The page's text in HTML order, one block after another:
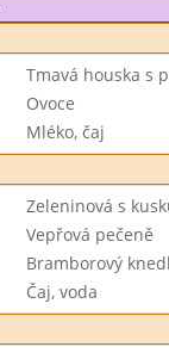
Tmavá houska s
Ovoce
Mléko, čaj
Zeleninová s
Vepřová pečeně
Bramborový
Čaj, voda